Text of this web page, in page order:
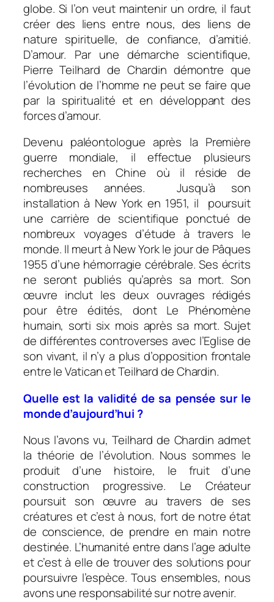
globe. Si l’on veut maintenir un ordre, il faut
créer des liens entre nous, des liens de
nature spirituelle, de confiance, d’amitié.
D’amour. Par une démarche scientifique,
Pierre Teilhard de Chardin démontre que
l’évolution de l’homme ne peut se faire que
par la spiritualité et en développant des
forces d’amour.
Devenu paléontologue après la Première
guerre mondiale, il effectue plusieurs
recherches en Chine où il réside de
nombreuses années. Jusqu’à son
installation à New York en 1951, il poursuit
une carrière de scientifique ponctué de
nombreux voyages d’étude à travers le
monde. Il meurt à New York le jour de Pâques
1955 d’une hémorragie cérébrale. Ses écrits
ne seront publiés qu’après sa mort. Son
œuvre inclut les deux ouvrages rédigés
pour être édités, dont Le Phénomène
humain, sorti six mois après sa mort. Sujet
de différentes controverses avec l’Eglise de
son vivant, il n’y a plus d’opposition frontale
entre le Vatican et Teilhard de Chardin.
Quelle est la validité de sa pensée sur le
monde d’aujourd’hui ?
Nous l’avons vu, Teilhard de Chardin admet
la théorie de l’évolution. Nous sommes le
produit d’une histoire, le fruit d’une
construction progressive. Le Créateur
poursuit son œuvre au travers de ses
créatures et c’est à nous, fort de notre état
de conscience, de prendre en main notre
destinée. L’humanité entre dans l’age adulte
et c’est à elle de trouver des solutions pour
poursuivre l’espèce. Tous ensembles, nous
avons une responsabilité sur notre avenir.